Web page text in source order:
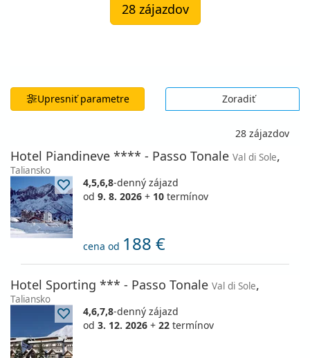
28 zájazdov
Upresniť parametre Zoradiť
28 zájazdov
Hotel Piandineve **** - Passo Tonale Val di Sole,
Taliansko
4,5,6,8-denný zájazd
od 9. 8. 2026 + 10 termínov
cena od 188 €
Hotel Sporting *** - Passo Tonale Val di Sole,
Taliansko
4,6,7,8-denný zájazd
od 3. 12. 2026 + 22 termínov